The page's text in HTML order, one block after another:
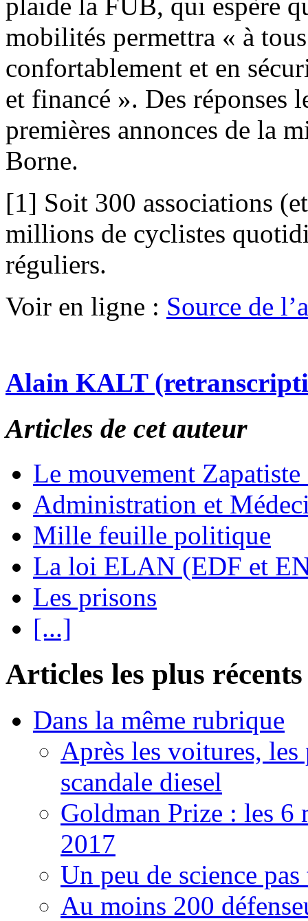
mobilités permettra « à
confortablement et en
et financé ». Des réponses
premières annonces de la
Borne.
[1] Soit 300 associations
millions de cyclistes
réguliers.
Voir en ligne : Source de
Alain KALT
Articles de cet auteur
Le mouvement
Administration et
Mille feuille politique
La loi ELAN (EDF et
Les prisons
[...]
Articles les plus récents
Dans la même rubrique
Après les voitures,
scandale diesel
Goldman Prize : les 6
2017
Un peu de science
Au moins 200